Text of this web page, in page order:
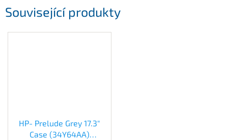
Související produkty
HP- Prelude Grey 17.3"
Case (34Y64AA)